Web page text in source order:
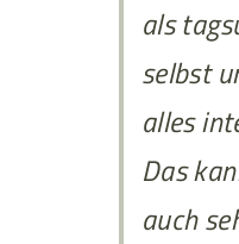
als
selbst
alles
Das
auch